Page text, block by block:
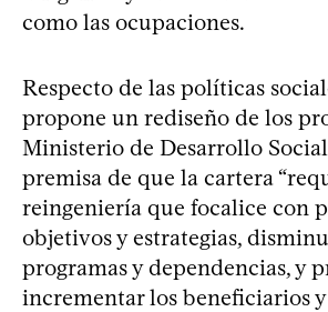
como las ocupaciones.
Respecto de las políticas
propone un rediseño de los
Ministerio de Desarrollo
premisa de que la cartera
reingeniería que focalice con
objetivos y estrategias,
programas y dependencias, y
incrementar los beneficiarios